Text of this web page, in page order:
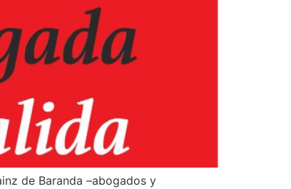
de Baranda –abogados y